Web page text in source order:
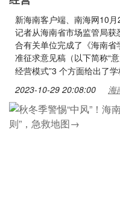
新海南客户端、南海网10
记者从海南省市场监管局
合有关单位完成了《海南
准征求意见稿（以下简称“
经营模式”3 个方面给出了
2023-10-29 20:08:00 海